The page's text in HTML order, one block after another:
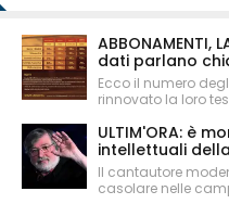
ABBONAMENTI,
dati parlano
Ecco il numero
rinnovato la loro
ULTIM'ORA: è
intellettuali
Il cantautore
casolare nelle